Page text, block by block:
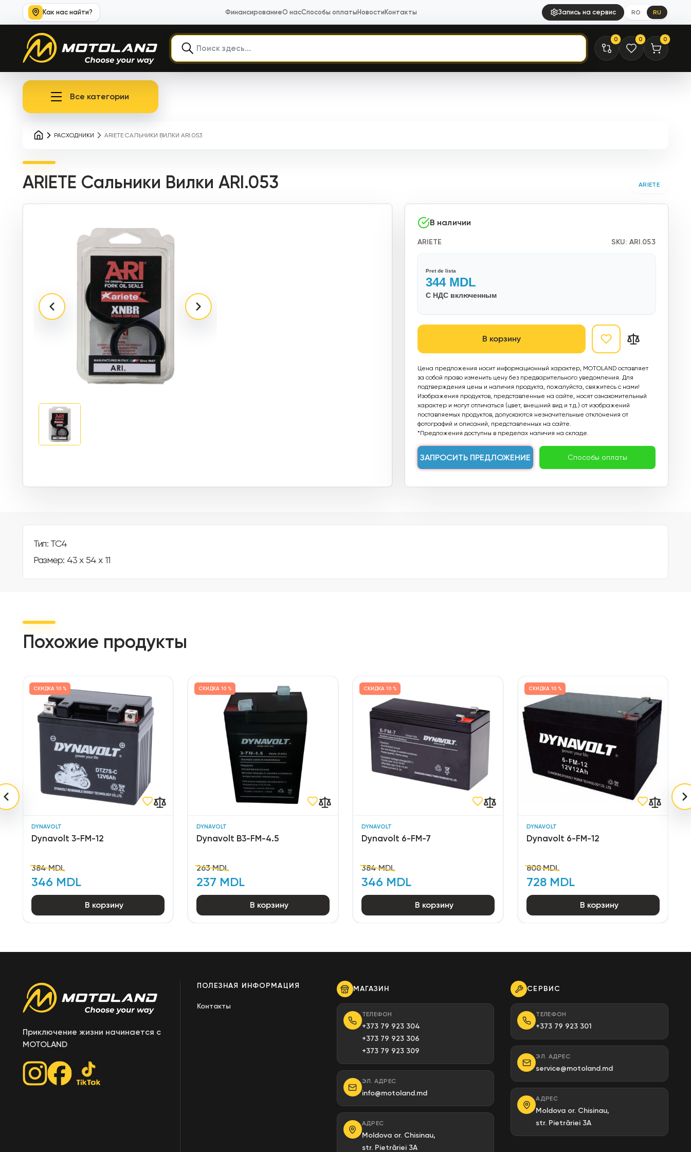
Как нас найти? ФинансированиеО насСпособы оплаты Новости Контакты Запись на сервис RO RU
0 0 0
Все категории
РАСХОДНИКИ ARIETE САЛЬНИКИ ВИЛКИ ARI.053
ARIETE Сальники Вилки ARI.053 ARIETE
В наличии
ARIETE SKU: ARI.053
Pret de lista
344MDL
С НДС включенным
В корзину
Цена предложения носит информационный характер, MOTOLAND оставляет
за собой право изменить цену без предварительного уведомления. Для
подтверждения цены и наличия продукта, пожалуйста, свяжитесь с нами!
Изображения продуктов, представленные на сайте, носят ознакомительный
характер и могут отличаться (цвет, внешний вид и т.д.) от изображений
поставляемых продуктов, допускаются незначительные отклонения от
фотографий и описаний, представленных на сайте.
*Предложения доступны в пределах наличия на складе.
ЗАПРОСИТЬ ПРЕДЛОЖЕНИЕ Способы оплаты
Тип: TC4
Размер: 43 x 54 x 11
Похожие продукты
DYNAVOLT
Dynavolt 3-FM-12
384 MDL
346 MDL
СКИДКА 10 %
В корзину
DYNAVOLT
Dynavolt В3-FM-4.5
263 MDL
237 MDL
СКИДКА 10 %
В корзину
DYNAVOLT
Dynavolt 6-FM-7
384 MDL
346 MDL
СКИДКА 10 %
В корзину
DYNAVOLT
Dynavolt 6-FM-12
808 MDL
728 MDL
СКИДКА 10 %
В корзину
Приключение жизни начинается с
MOTOLAND
ПОЛЕЗНАЯ ИНФОРМАЦИЯ
Контакты
МАГАЗИН
ТЕЛЕФОН
+373 79 923 304
+373 79 923 306
+373 79 923 309
ЭЛ. АДРЕС
info@motoland.md
АДРЕС
Moldova or. Chisinau,
str. Pietrăriei 3A
СЕРВИС
ТЕЛЕФОН
+373 79 923 301
ЭЛ. АДРЕС
service@motoland.md
АДРЕС
Moldova or. Chisinau,
str. Pietrăriei 3A